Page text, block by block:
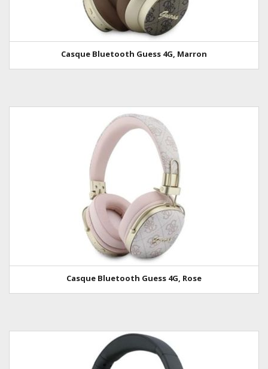
Casque Bluetooth Guess 4G, Marron
Casque Bluetooth Guess 4G, Rose